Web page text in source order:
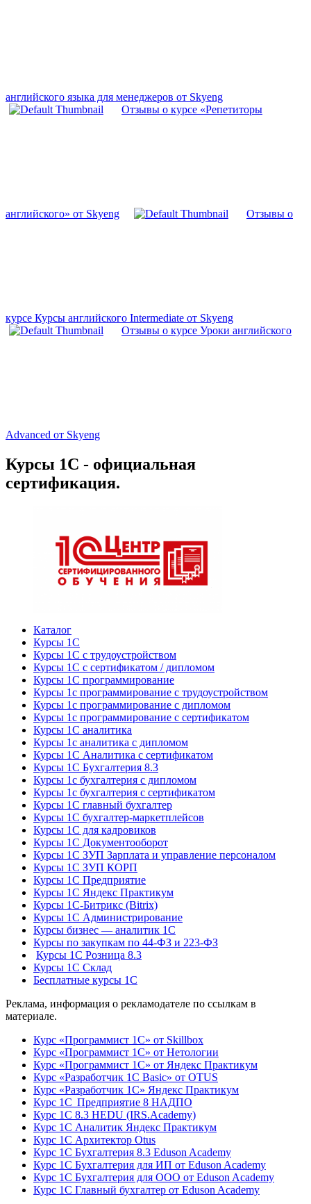
английского языка для менеджеров от Skyeng
Отзывы о курсе «Репетиторы
английского» от Skyeng Отзывы о
курсе Курсы английского Intermediate от Skyeng
Отзывы о курсе Уроки английского
Advanced от Skyeng
Курсы 1С - официальная
сертификация.
Каталог
Курсы 1С
Курсы 1С с трудоустройством
Курсы 1С с сертификатом / дипломом
Курсы 1С программирование
Курсы 1с программирование с трудоустройством
Курсы 1с программирование с дипломом
Курсы 1с программирование с сертификатом
Курсы 1С аналитика
Курсы 1с аналитика с дипломом
Курсы 1С Аналитика с сертификатом
Курсы 1С Бухгалтерия 8.3
Курсы 1с бухгалтерия с дипломом
Курсы 1с бухгалтерия с сертификатом
Курсы 1С главный бухгалтер
Курсы 1С бухгалтер-маркетплейсов
Курсы 1С для кадровиков
Курсы 1С Документооборот
Курсы 1С ЗУП Зарплата и управление персоналом
Курсы 1С ЗУП КОРП
Курсы 1С Предприятие
Курсы 1С Яндекс Практикум
Курсы 1С-Битрикс (Bitrix)
Курсы 1С Администрирование
Курсы бизнес — аналитик 1С
Курсы по закупкам по 44‑ФЗ и 223‑ФЗ
Курсы 1С Розница 8.3
Курсы 1С Склад
Бесплатные курсы 1С
Реклама, информация о рекламодателе по ссылкам в
материале.
Курс «Программист 1С» от Skillbox
Курс «Программист 1С» от Нетологии
Курс «Программист 1С» от Яндекс Практикум
Курс «Разработчик 1С Basic» от OTUS
Курс «Разработчик 1С» Яндекс Практикум
Курс 1С Предприятие 8 НАДПО
Курс 1С 8.3 HEDU (IRS.Academy)
Курс 1С Аналитик Яндекс Практикум
Курс 1С Архитектор Otus
Курс 1С Бухгалтерия 8.3 Eduson Academy
Курс 1С Бухгалтерия для ИП от Eduson Academy
Курс 1С Бухгалтерия для ООО от Eduson Academy
Курс 1С Главный бухгалтер от Eduson Academy